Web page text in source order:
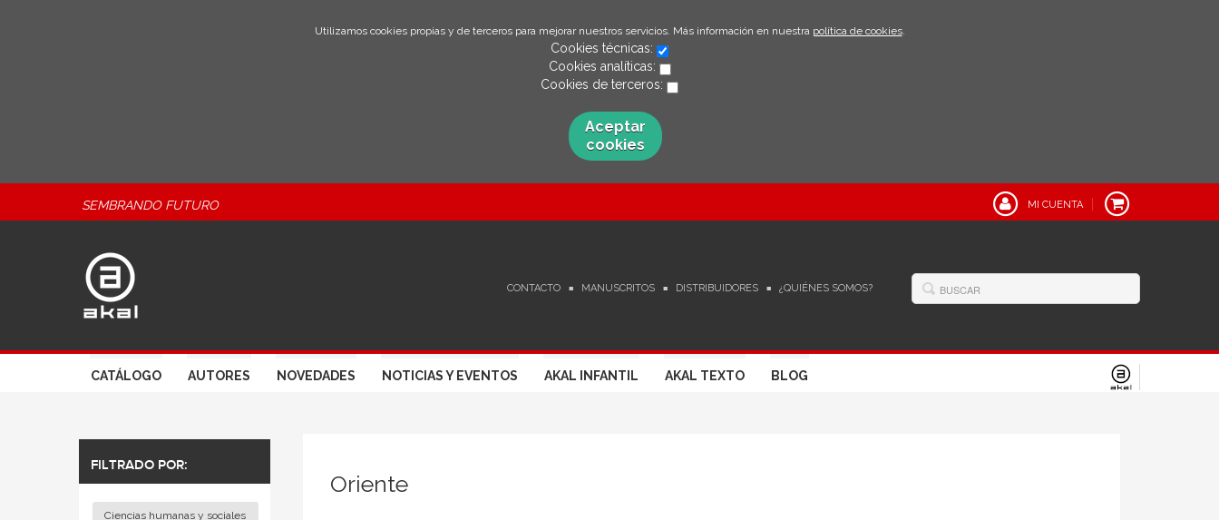
Utilizamos cookies propias y de terceros para mejorar nuestros servicios. Más información en nuestra política de cookies.
Cookies técnicas:
Cookies analíticas:
Cookies de terceros:
Aceptar
cookies
SEMBRANDO FUTURO MI CUENTA
CONTACTO MANUSCRITOS DISTRIBUIDORES ¿QUIÉNES SOMOS?
CATÁLOGO AUTORES NOVEDADES NOTICIAS Y EVENTOS AKAL INFANTIL AKAL TEXTO BLOG
FILTRADO POR:
Ciencias humanas y sociales
Oriente